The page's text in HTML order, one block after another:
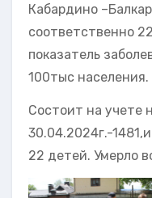
Кабардино
соответственно
показатель
100тыс населения.
Состоит на учете
30.04.2024г.-
22 детей. Умерло